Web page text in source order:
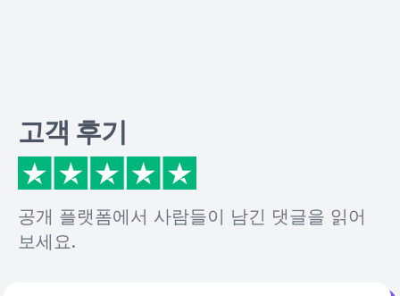
고객 후기
공개 플랫폼에서 사람들이 남긴 댓글을 읽어
보세요.